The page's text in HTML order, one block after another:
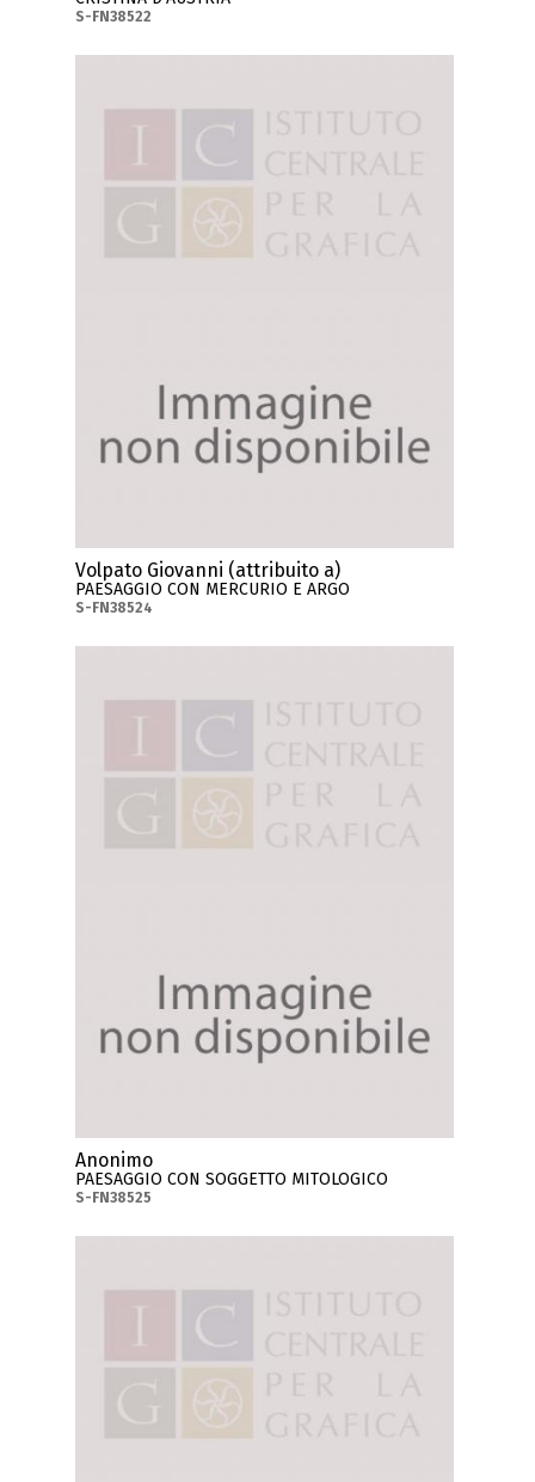
S-FN38522
Volpato Giovanni (attribuito a)
PAESAGGIO CON MERCURIO E ARGO
S-FN38524
Anonimo
PAESAGGIO CON SOGGETTO MITOLOGICO
S-FN38525